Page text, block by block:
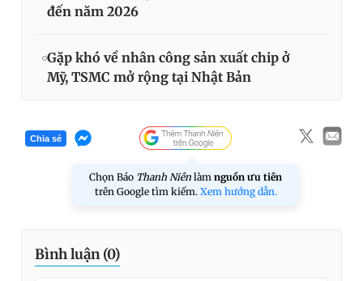
đến năm 2026
Gặp khó về nhân công sản xuất chip ở
Mỹ, TSMC mở rộng tại Nhật Bản
Chia sẻ
Chọn Báo Thanh Niên làm nguồn ưu tiên
trên Google tìm kiếm. Xem hướng dẫn.
Bình luận (0)